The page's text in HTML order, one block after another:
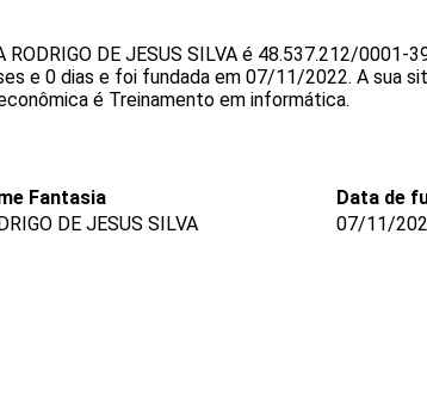
RODRIGO DE JESUS SILVA é 48.537.212/0001-
e 0 dias e foi fundada em 07/11/2022. A sua
é Treinamento em informática.
Fantasia
DE JESUS SILVA
Data de
07/11/